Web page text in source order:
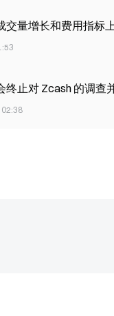
交量增长和费用指标
终止对 Zcash 的调查